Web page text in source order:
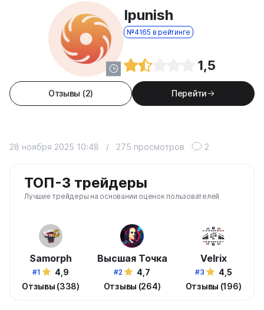
Ipunish
№4165 в рейтинге
1,5
Отзывы (2) Перейти
28 ноября 2025 10:48 / 275 просмотров 2
ТОП-3 трейдеры
Лучшие трейдеры на основании оценок пользователей
Samorph
#1
4,9
Отзывы (338)
Высшая Точка
#2
4,7
Отзывы (264)
Velrix
#3
4,5
Отзывы (196)